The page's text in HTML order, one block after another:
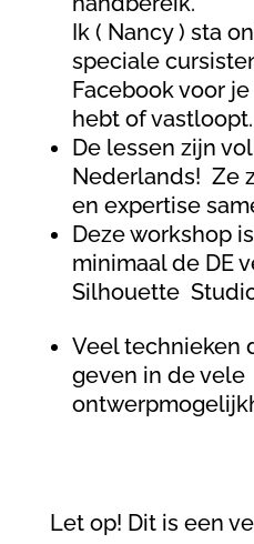
Ik ( Nancy ) sta
speciale
Facebook voor
hebt of vastloopt.
De lessen zijn
Nederlands! Ze
en expertise
Deze workshop
minimaal de DE
Silhouette
Veel technieken
geven in de vele
Let op! Dit is een